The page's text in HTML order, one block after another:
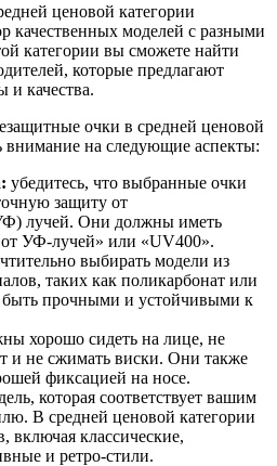
ценовой категории
качественных моделей с разными
категории вы сможете найти
которые предлагают
и качества.
очки в средней ценовой
внимание на следующие аспекты:
убедитесь, что выбранные очки
защиту от
лучей. Они должны иметь
УФ-лучей» или «UV400».
выбирать модели из
таких как поликарбонат или
прочными и устойчивыми к
хорошо сидеть на лице, не
и не сжимать виски. Они также
фиксацией на носе.
которая соответствует вашим
В средней ценовой категории
включая классические,
и ретро-стили.